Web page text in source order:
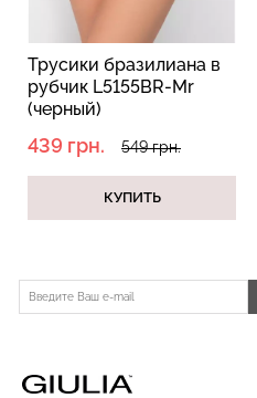
Трусики бразилиана в
рубчик L5155BR-Mr
(черный)
439 грн. 549 грн.
КУПИТЬ